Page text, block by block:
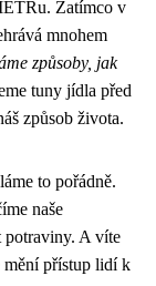
Zatímco v
mnohem
způsoby, jak
tuny jídla před
způsob života.
to pořádně.
naše
potraviny. A víte
mění přístup lidí k